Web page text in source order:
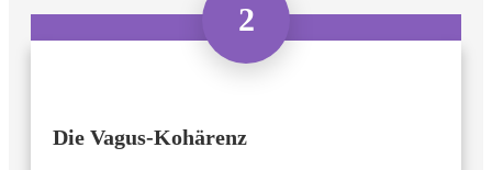
2
Die Vagus-Kohärenz